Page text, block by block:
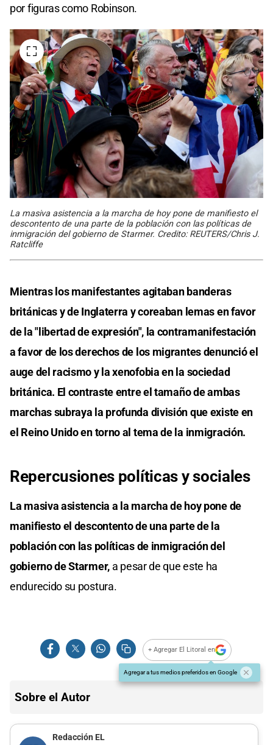
por figuras como Robinson.
La masiva asistencia a la marcha de hoy pone de manifiesto el
descontento de una parte de la población con las políticas de
inmigración del gobierno de Starmer. Credito: REUTERS/Chris J.
Ratcliffe
Mientras los manifestantes agitaban banderas
británicas y de Inglaterra y coreaban lemas en favor
de la "libertad de expresión", la contramanifestación
a favor de los derechos de los migrantes denunció el
auge del racismo y la xenofobia en la sociedad
británica. El contraste entre el tamaño de ambas
marchas subraya la profunda división que existe en
el Reino Unido en torno al tema de la inmigración.
Repercusiones políticas y sociales
La masiva asistencia a la marcha de hoy pone de
manifiesto el descontento de una parte de la
población con las políticas de inmigración del
gobierno de Starmer, a pesar de que este ha
endurecido su postura.
+ Agregar El Litoral en
Agregar a tus medios preferidos en Google
Sobre el Autor
Redacción EL